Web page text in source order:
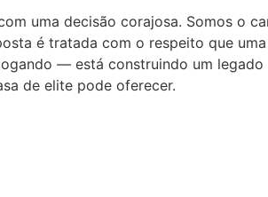
uma decisão corajosa. Somos o
é tratada com o respeito que uma
— está construindo um legado
de elite pode oferecer.